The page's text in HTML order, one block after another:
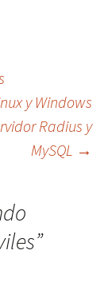
y Windows
Radius y
MySQL →
”